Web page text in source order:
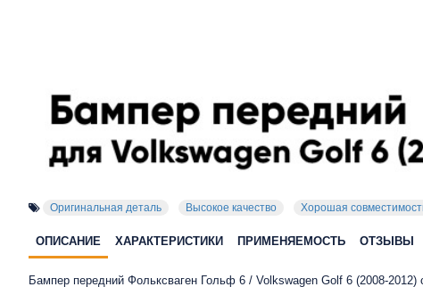
Оригинальная деталь Высокое качество Хорошая
ОПИСАНИЕ ХАРАКТЕРИСТИКИ ПРИМЕНЯЕМОСТЬ ОТЗЫВЫ
Бампер передний Фольксваген Гольф 6 / Volkswagen Golf 6 (2008-